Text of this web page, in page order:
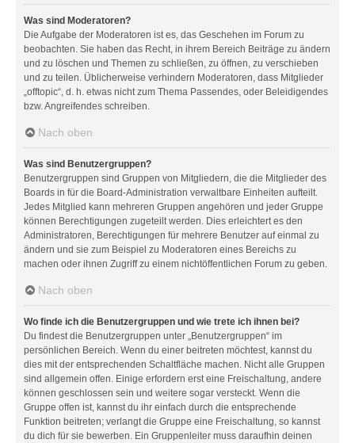
Was sind Moderatoren?
Die Aufgabe der Moderatoren ist es, das Geschehen im Forum zu
beobachten. Sie haben das Recht, in ihrem Bereich Beiträge zu ändern
und zu löschen und Themen zu schließen, zu öffnen, zu verschieben
und zu teilen. Üblicherweise verhindern Moderatoren, dass Mitglieder
„offtopic“, d. h. etwas nicht zum Thema Passendes, oder Beleidigendes
bzw. Angreifendes schreiben.
Nach oben
Was sind Benutzergruppen?
Benutzergruppen sind Gruppen von Mitgliedern, die die Mitglieder des
Boards in für die Board-Administration verwaltbare Einheiten aufteilt.
Jedes Mitglied kann mehreren Gruppen angehören und jeder Gruppe
können Berechtigungen zugeteilt werden. Dies erleichtert es den
Administratoren, Berechtigungen für mehrere Benutzer auf einmal zu
ändern und sie zum Beispiel zu Moderatoren eines Bereichs zu
machen oder ihnen Zugriff zu einem nichtöffentlichen Forum zu geben.
Nach oben
Wo finde ich die Benutzergruppen und wie trete ich ihnen bei?
Du findest die Benutzergruppen unter „Benutzergruppen“ im
persönlichen Bereich. Wenn du einer beitreten möchtest, kannst du
dies mit der entsprechenden Schaltfläche machen. Nicht alle Gruppen
sind allgemein offen. Einige erfordern erst eine Freischaltung, andere
können geschlossen sein und weitere sogar versteckt. Wenn die
Gruppe offen ist, kannst du ihr einfach durch die entsprechende
Funktion beitreten; verlangt die Gruppe eine Freischaltung, so kannst
du dich für sie bewerben. Ein Gruppenleiter muss daraufhin deinen